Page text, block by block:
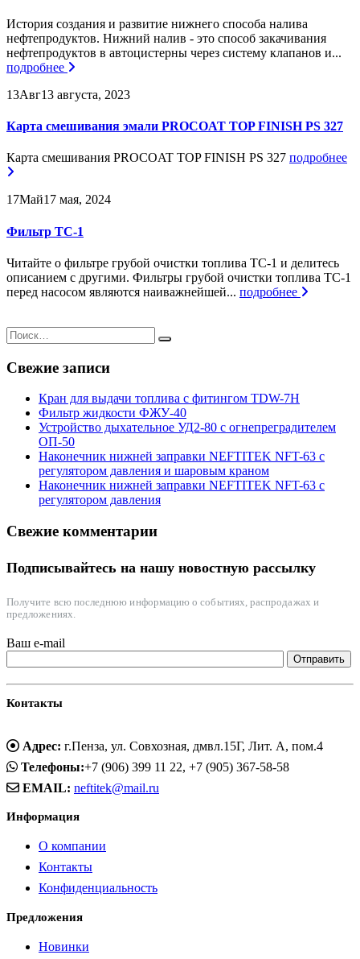
История создания и развитие нижнего способа налива
нефтепродуктов. Нижний налив - это способ закачивания
нефтепродуктов в автоцистерны через систему клапанов и...
подробнее
13Авг13 августа, 2023
Карта смешивания эмали PROCOAT TOP FINISH PS 327
Карта смешивания PROCOAT TOP FINISH PS 327 подробнее
17Май17 мая, 2024
Фильтр ТС-1
Читайте о фильтре грубой очистки топлива ТС-1 и делитесь
описанием с другими. Фильтры грубой очистки топлива ТС-1
перед насосом являются наиважнейшей... подробнее
Свежие записи
Кран для выдачи топлива с фитингом TDW-7H
Фильтр жидкости ФЖУ-40
Устройство дыхательное УД2-80 с огнепреградителем
ОП-50
Наконечник нижней заправки NEFTITEK NFT-63 с
регулятором давления и шаровым краном
Наконечник нижней заправки NEFTITEK NFT-63 с
регулятором давления
Свежие комментарии
Подписывайтесь на нашу новостную рассылку
Получите всю последнюю информацию о событиях, распродажах и
предложениях.
Ваш e-mail
Контакты
Адрес: г.Пенза, ул. Совхозная, дмвл.15Г, Лит. А, пом.4
Телефоны:+7 (906) 399 11 22, +7 (905) 367-58-58
EMAIL: neftitek@mail.ru
Информация
О компании
Контакты
Конфиденциальность
Предложения
Новинки